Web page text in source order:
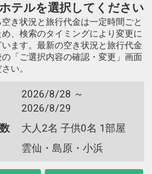
テルを選択してください
き状況と旅行代金は一定時間ごと
、検索のタイミングにより変更に
ます。最新の空き状況と旅行代金
「ご選択内容の確認・変更」画面
い。
2026/8/28 ～
2026/8/29
大人2名 子供0名 1部屋
雲仙・島原・小浜